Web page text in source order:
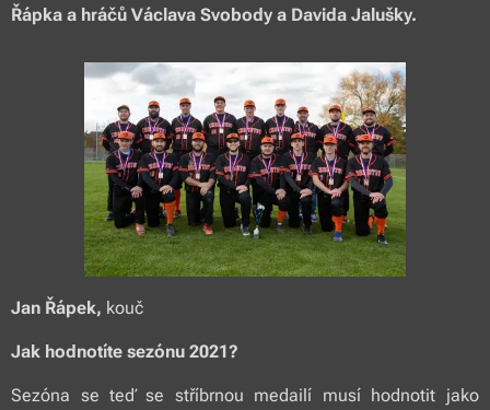
Řápka a hráčů Václava Svobody a Davida Jalušky.
Jan Řápek, kouč
Jak hodnotíte sezónu 2021?
Sezóna se teď se stříbrnou medailí musí hodnotit jako